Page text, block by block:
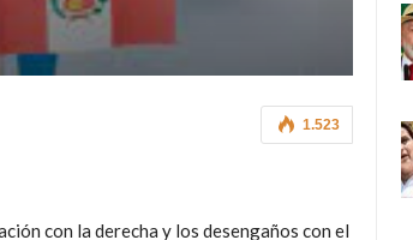
1.523
con la derecha y los desengaños con el